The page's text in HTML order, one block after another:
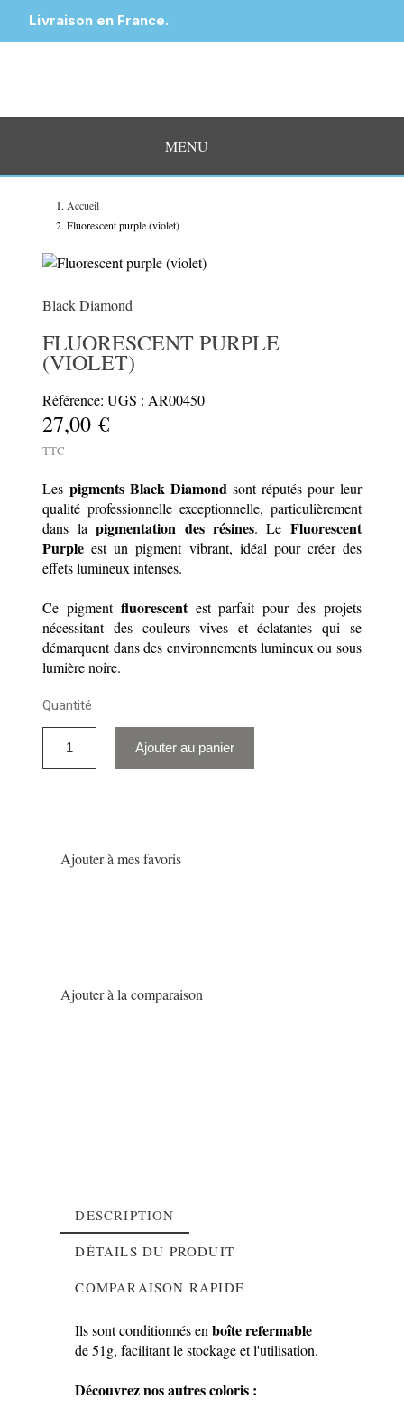
Livraison en France.
MENU
Accueil
Fluorescent purple (violet)
Black Diamond
FLUORESCENT PURPLE
(VIOLET)
Référence: UGS : AR00450
27,00 €
TTC
Les pigments Black Diamondsont réputés pour leur
qualité professionnelle exceptionnelle, particulièrement
dans lapigmentation des résines. Le Fluorescent
Purple est un pigment vibrant, idéal pour créer des
effets lumineux intenses.
Ce pigment fluorescentest parfait pour des projets
nécessitant des couleurs vives et éclatantes qui se
démarquent dans des environnements lumineux ou sous
lumière noire.
Quantité
Ajouter au panier
Ajouter à mes favoris
Ajouter à la comparaison
DESCRIPTION
DÉTAILS DU PRODUIT
COMPARAISON RAPIDE
Ils sont conditionnés enboîte refermable
de 51g, facilitant le stockage et l'utilisation.
Découvrez nos autres coloris :